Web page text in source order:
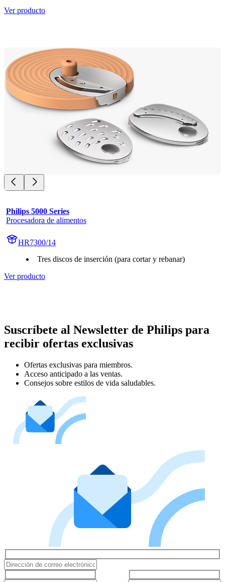
Ver producto
Philips 5000 Series
Procesadora de alimentos
HR7300/14
Tres discos de inserción (para cortar y rebanar)
Ver producto
Suscríbete al Newsletter de Philips para
recibir ofertas exclusivas
Ofertas exclusivas para miembros.
Acceso anticipado a las ventas.
Consejos sobre estilos de vida saludables.